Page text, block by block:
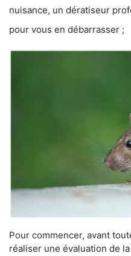
nuisance, un dératiseur
pour vous en débarrasser ;
Pour commencer, avant
réaliser une évaluation de